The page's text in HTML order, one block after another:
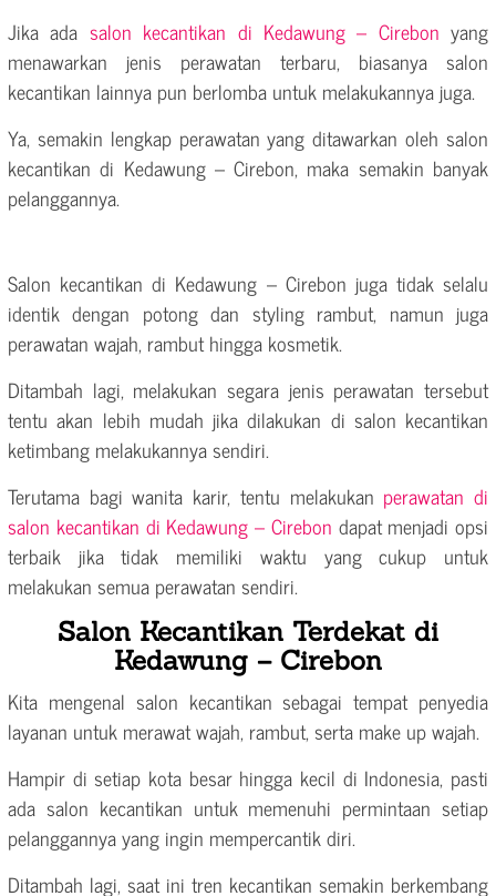
Jika ada salon kecantikan di Kedawung – Cirebon yang
menawarkan jenis perawatan terbaru, biasanya salon
kecantikan lainnya pun berlomba untuk melakukannya juga.
Ya, semakin lengkap perawatan yang ditawarkan oleh salon
kecantikan di Kedawung – Cirebon, maka semakin banyak
pelanggannya.
Salon kecantikan di Kedawung – Cirebon juga tidak selalu
identik dengan potong dan styling rambut, namun juga
perawatan wajah, rambut hingga kosmetik.
Ditambah lagi, melakukan segara jenis perawatan tersebut
tentu akan lebih mudah jika dilakukan di salon kecantikan
ketimbang melakukannya sendiri.
Terutama bagi wanita karir, tentu melakukan perawatan di
salon kecantikan di Kedawung – Cirebon dapat menjadi opsi
terbaik jika tidak memiliki waktu yang cukup untuk
melakukan semua perawatan sendiri.
Salon Kecantikan Terdekat di
Kedawung – Cirebon
Kita mengenal salon kecantikan sebagai tempat penyedia
layanan untuk merawat wajah, rambut, serta make up wajah.
Hampir di setiap kota besar hingga kecil di Indonesia, pasti
ada salon kecantikan untuk memenuhi permintaan setiap
pelanggannya yang ingin mempercantik diri.
Ditambah lagi, saat ini tren kecantikan semakin berkembang